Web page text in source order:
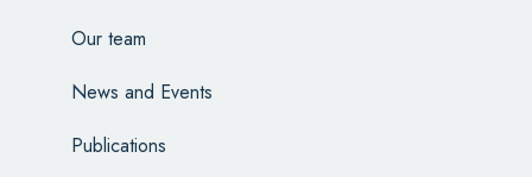
Our team
News and Events
Publications